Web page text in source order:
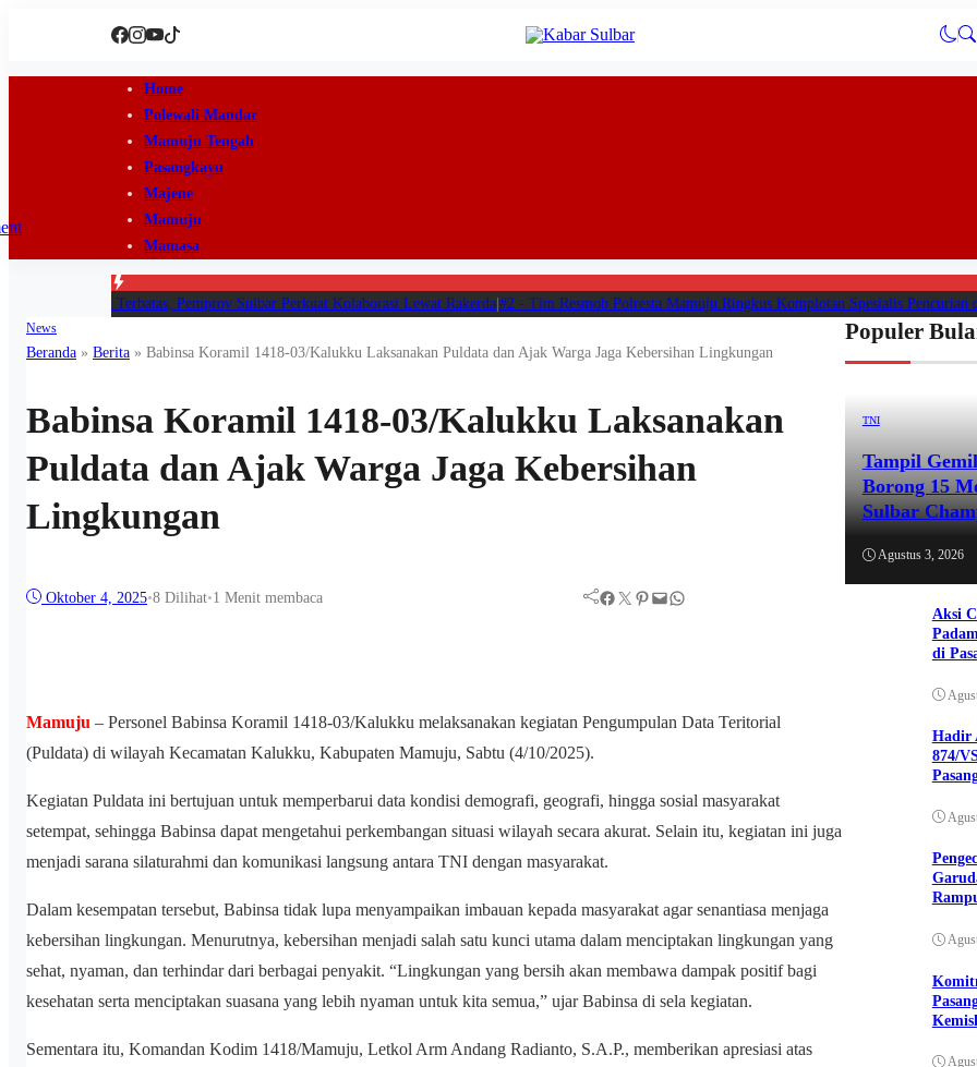
Home
Polewali Mandar
Mamuju Tengah
Pasangkayu
Majene
Mamuju
Mamasa
Anggaran Terbatas, Pemprov Sulbar Perkuat Kolaborasi Lewat Rakerda|#2 -Tim Resmob Polresta Mamuju Ringkus Komplotan Spesialis Pencurian di
News
Beranda » Berita » Babinsa Koramil 1418-03/Kalukku Laksanakan Puldata dan Ajak Warga Jaga Kebersihan Lingkungan
Babinsa Koramil 1418-03/Kalukku Laksanakan
Puldata dan Ajak Warga Jaga Kebersihan
Lingkungan
Oktober 4, 2025•8 Dilihat•1 Menit membaca Facebook Twitter Pinterest Mail WhatsApp
Mamuju – Personel Babinsa Koramil 1418-03/Kalukku melaksanakan kegiatan Pengumpulan Data Teritorial
(Puldata) di wilayah Kecamatan Kalukku, Kabupaten Mamuju, Sabtu (4/10/2025).
Kegiatan Puldata ini bertujuan untuk memperbarui data kondisi demografi, geografi, hingga sosial masyarakat
setempat, sehingga Babinsa dapat mengetahui perkembangan situasi wilayah secara akurat. Selain itu, kegiatan ini juga
menjadi sarana silaturahmi dan komunikasi langsung antara TNI dengan masyarakat.
Dalam kesempatan tersebut, Babinsa tidak lupa menyampaikan imbauan kepada masyarakat agar senantiasa menjaga
kebersihan lingkungan. Menurutnya, kebersihan menjadi salah satu kunci utama dalam menciptakan lingkungan yang
sehat, nyaman, dan terhindar dari berbagai penyakit. “Lingkungan yang bersih akan membawa dampak positif bagi
kesehatan serta menciptakan suasana yang lebih nyaman untuk kita semua,” ujar Babinsa di sela kegiatan.
Sementara itu, Komandan Kodim 1418/Mamuju, Letkol Arm Andang Radianto, S.A.P., memberikan apresiasi atas
Populer
TNI
Tampil
Borong 15
Sulbar
Agustus 3, 2026
Aksi
di
Hadir
874/